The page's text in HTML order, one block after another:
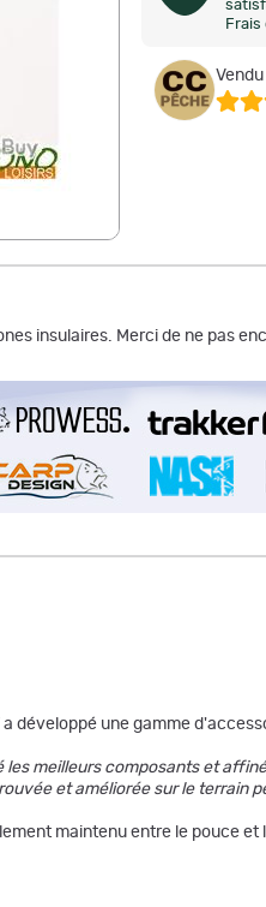
Frais
insulaires. Merci de ne pas
développé une gamme
les meilleurs composants et
et améliorée sur le terrain
maintenu entre le pouce et